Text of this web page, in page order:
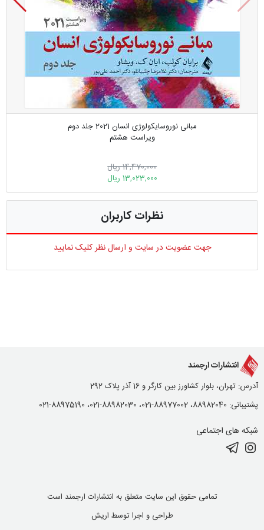
مبانی نوروسایکولوژی انسان 2021 جلد دوم
ویراست هشتم
14,470,000 ریال
13,023,000 ریال
نظرات کاربران
جهت عضویت در سایت و ارسال نظر کلیک نمایید
انتشارات ارجمند
آدرس: تهران، بلوار کشاورز بین کارگر و 16 آذر پلاک 292
پشتیبانی: 88982040، 88977002-021، 88982030-021، 88975190-021
شبکه های اجتماعی
تمامی حقوق این سایت متعلق به انتشارات ارجمند است
طراحی و اجرا توسط اریش